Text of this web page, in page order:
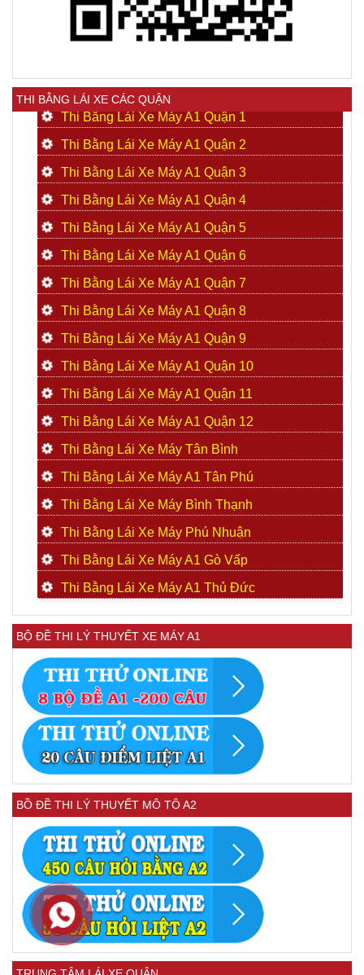
THI BẰNG LÁI XE CÁC QUẬN
Thi Bằng Lái Xe Máy A1 Quận 1
Thi Bằng Lái Xe Máy A1 Quận 2
Thi Bằng Lái Xe Máy A1 Quận 3
Thi Bằng Lái Xe Máy A1 Quận 4
Thi Bằng Lái Xe Máy A1 Quận 5
Thi Bằng Lái Xe Máy A1 Quận 6
Thi Bằng Lái Xe Máy A1 Quận 7
Thi Bằng Lái Xe Máy A1 Quận 8
Thi Bằng Lái Xe Máy A1 Quận 9
Thi Bằng Lái Xe Máy A1 Quận 10
Thi Bằng Lái Xe Máy A1 Quận 11
Thi Bằng Lái Xe Máy A1 Quận 12
Thi Bằng Lái Xe Máy Tân Bình
Thi Bằng Lái Xe Máy A1 Tân Phú
Thi Bằng Lái Xe Máy Bình Thạnh
Thi Bằng Lái Xe Máy Phú Nhuận
Thi Bằng Lái Xe Máy A1 Gò Vấp
Thi Bằng Lái Xe Máy A1 Thủ Đức
BỘ ĐỀ THI LÝ THUYẾT XE MÁY A1
BỒ ĐỀ THI LÝ THUYẾT MÔ TÔ A2